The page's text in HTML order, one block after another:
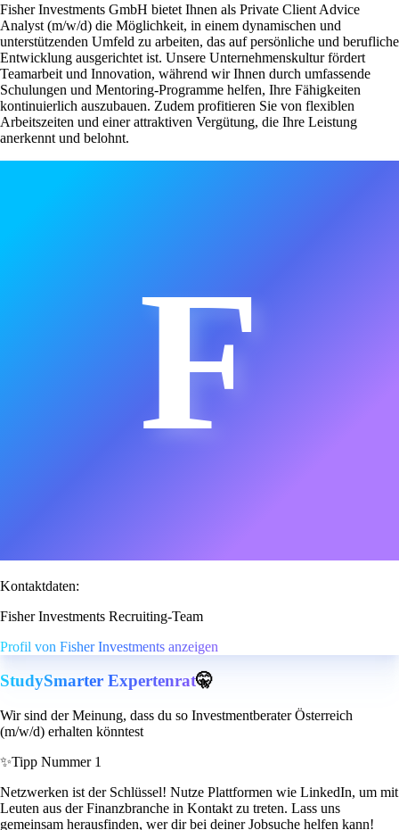
Fisher Investments GmbH bietet Ihnen als Private Client Advice
Analyst (m/w/d) die Möglichkeit, in einem dynamischen und
unterstützenden Umfeld zu arbeiten, das auf persönliche und berufliche
Entwicklung ausgerichtet ist. Unsere Unternehmenskultur fördert
Teamarbeit und Innovation, während wir Ihnen durch umfassende
Schulungen und Mentoring-Programme helfen, Ihre Fähigkeiten
kontinuierlich auszubauen. Zudem profitieren Sie von flexiblen
Arbeitszeiten und einer attraktiven Vergütung, die Ihre Leistung
anerkennt und belohnt.
F
Kontaktdaten:
Fisher Investments Recruiting-Team
Profil von Fisher Investments anzeigen
StudySmarter Expertenrat🤫
Wir sind der Meinung, dass du so Investmentberater Österreich
(m/w/d) erhalten könntest
✨Tipp Nummer 1
Netzwerken ist der Schlüssel! Nutze Plattformen wie LinkedIn, um mit
Leuten aus der Finanzbranche in Kontakt zu treten. Lass uns
gemeinsam herausfinden, wer dir bei deiner Jobsuche helfen kann!